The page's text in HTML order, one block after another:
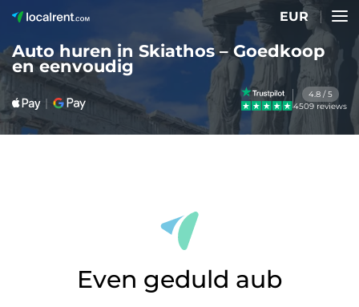
EUR
Auto huren in Skiathos – Goedkoop
en eenvoudig
4.8 / 5
4509 reviews
Even geduld aub